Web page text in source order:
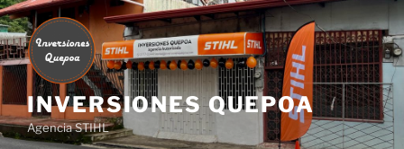
Skip
to
content
INVERSIONES QUEPOA
Agencia STIHL